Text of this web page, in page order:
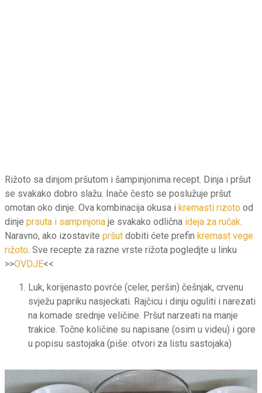
Rižoto sa dinjom pršutom i šampinjonima recept. Dinja i pršut
se svakako dobro slažu. Inače često se poslužuje pršut
omotan oko dinje. Ova kombinacija okusa i kremasti rizoto od
dinje prsuta i sampinjona je svakako odlična ideja za ručak
Naravno, ako izostavite pršut dobiti ćete prefin kremast vege
rižoto . Sve recepte za razne vrste rižota pogledjte u linku
>>OVDJE<<
Luk, korijenasto povrće (celer, peršin) češnjak, crvenu
svježu papriku nasjeckati. Rajčicu i dinju oguliti i narezati
na komade srednje veličine. Pršut narzeati na manje
trakice. Točne količine su napisane (osim u videu) i gore
u popisu sastojaka (piše: otvori za listu sastojaka)